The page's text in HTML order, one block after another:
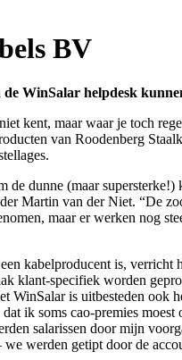
BV
WinSalar helpdesk
kent, maar waar je toch
van Roodenberg
de dunne (maar
Martin van der Niet. “De
maar er werken nog
kabelproducent is,
klant-specifiek worden
WinSalar is uitbesteden ook
ik soms cao-premies
salarissen door mijn
werden getipt door de